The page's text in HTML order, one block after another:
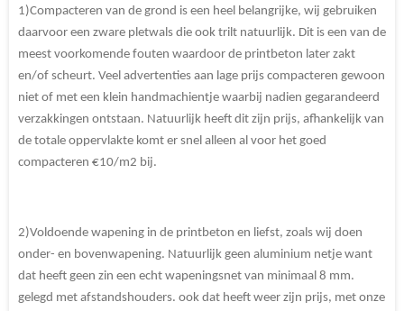
1)Compacteren van de grond is een heel belangrijke, wij gebruiken
daarvoor een zware pletwals die ook trilt natuurlijk. Dit is een van de
meest voorkomende fouten waardoor de printbeton later zakt
en/of scheurt. Veel advertenties aan lage prijs compacteren gewoon
niet of met een klein handmachientje waarbij nadien gegarandeerd
verzakkingen ontstaan. Natuurlijk heeft dit zijn prijs, afhankelijk van
de totale oppervlakte komt er snel alleen al voor het goed
compacteren €10/m2 bij.
2)Voldoende wapening in de printbeton en liefst, zoals wij doen
onder- en bovenwapening. Natuurlijk geen aluminium netje want
dat heeft geen zin een echt wapeningsnet van minimaal 8 mm.
gelegd met afstandshouders. ook dat heeft weer zijn prijs, met onze